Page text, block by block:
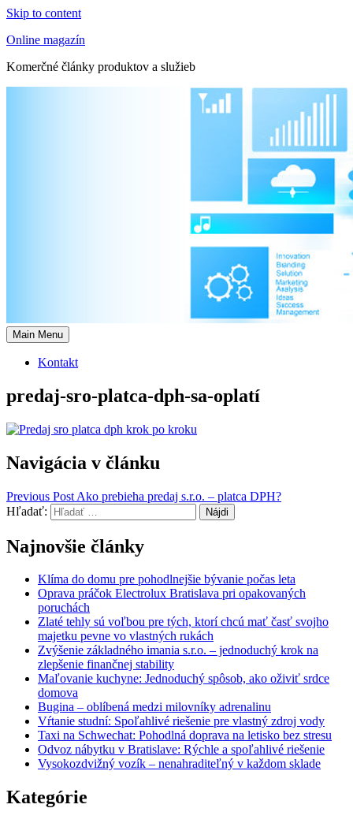
Skip to content
Online magazín
Komerčné články produktov a služieb
Main Menu
Kontakt
predaj-sro-platca-dph-sa-oplatí
Navigácia v článku
Previous Post Ako prebieha predaj s.r.o. – platca DPH?
Hľadať:
Najnovšie články
Klíma do domu pre pohodlnejšie bývanie počas leta
Oprava práčok Electrolux Bratislava pri opakovaných
poruchách
Zlaté tehly sú voľbou pre tých, ktorí chcú mať časť svojho
majetku pevne vo vlastných rukách
Zvýšenie základného imania s.r.o. – jednoduchý krok na
zlepšenie finančnej stability
Maľovanie kuchyne: Jednoduchý spôsob, ako oživiť srdce
domova
Bugina – oblíbená medzi milovníky adrenalinu
Vŕtanie studní: Spoľahlivé riešenie pre vlastný zdroj vody
Taxi na Schwechat: Pohodlná doprava na letisko bez stresu
Odvoz nábytku v Bratislave: Rýchle a spoľahlivé riešenie
Vysokozdvižný vozík – nenahraditeľný v každom sklade
Kategórie